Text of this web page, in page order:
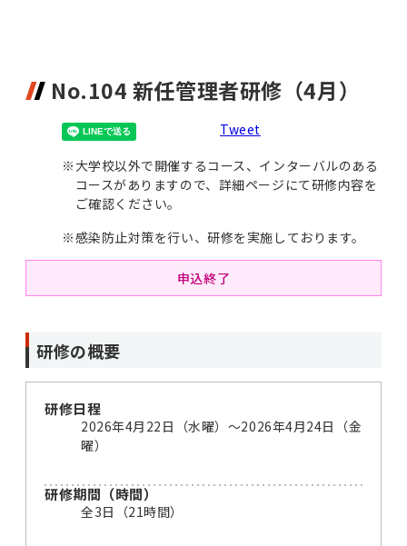
No.104 新任管理者研修（4月）
Tweet
※大学校以外で開催するコース、インターバルのある
コースがありますので、詳細ページにて研修内容を
ご確認ください。
※感染防止対策を行い、研修を実施しております。
申込終了
研修の概要
研修日程
2026年4月22日（水曜）～2026年4月24日（金
曜）
研修期間（時間）
全3日（21時間）